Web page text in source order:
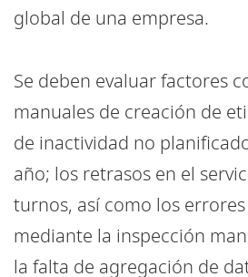
global de una empresa.
Se deben evaluar factores
manuales de creación de
de inactividad no
año; los retrasos en el
turnos, así como los
mediante la inspección
la falta de agregación de